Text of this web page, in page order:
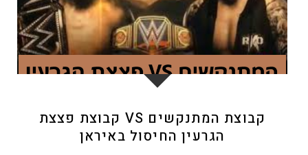
קבוצת המתנקשים VS קבוצת פצצת
הגרעין החיסול באיראן